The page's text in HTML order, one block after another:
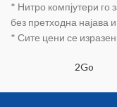
* Нитро компјутери го
без претходна најава
* Сите цени се
2Go